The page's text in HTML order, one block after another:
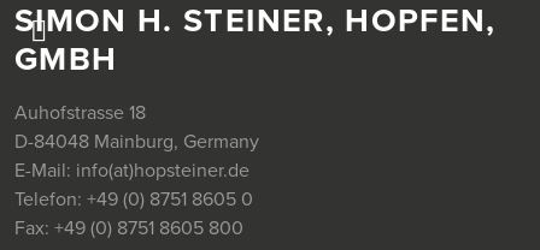
SIMON H. STEINER, HOPFEN,
GMBH
Auhofstrasse 18
D-84048 Mainburg, Germany
E-Mail: info(at)hopsteiner.de
Telefon: +49 (0) 8751 8605 0
Fax: +49 (0) 8751 8605 800